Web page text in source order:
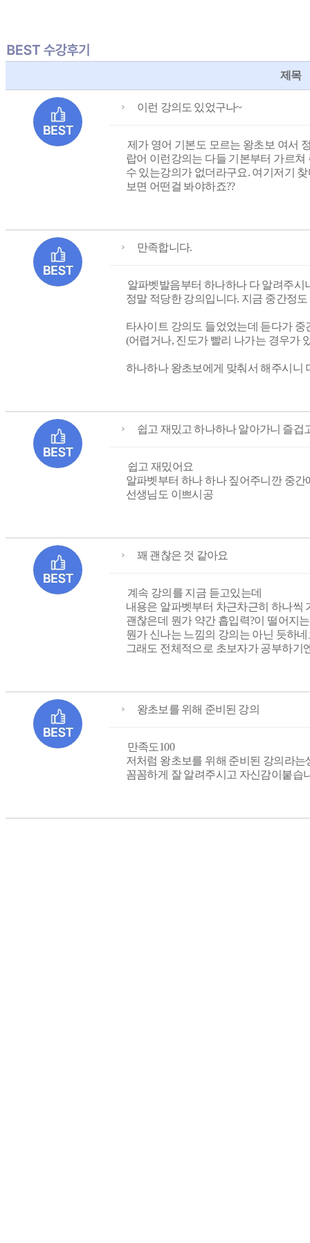
제목
이런 강의도 있었구나~
제가 영어 기본도 모르는 왕초보 여서
랍어 이런강의는 다들 기본부터 가르
수 있는강의가 없더라구요. 여기저기
보면 어떤걸 봐야하죠??
만족합니다.
알파벳발음부터 하나하나 다 알려주
정말 적당한 강의입니다. 지금 중간정
타사이트 강의도 들었었는데 듣다가
(어렵거나, 진도가 빨리 나가는 경우가
하나하나 왕초보에게 맞춰서 해주시니
쉽고 재밌고 하나하나 알아가니 즐겁
쉽고 재밌어요
알파벳부터 하나 하나 짚어주니깐 중
선생님도 이쁘시공
꽤 괜찮은 것 같아요
계속 강의를 지금 듣고있는데
내용은 알파벳부터 차근차근히 하나씩
괜찮은데 뭔가 약간 흡입력?이 떨어지
뭔가 신나는 느낌의 강의는 아닌 듯하
그래도 전체적으로 초보자가 공부하기
왕초보를 위해 준비된 강의
만족도100
저처럼 왕초보를 위해 준비된 강의라
꼼꼼하게 잘 알려주시고 자신감이붙습